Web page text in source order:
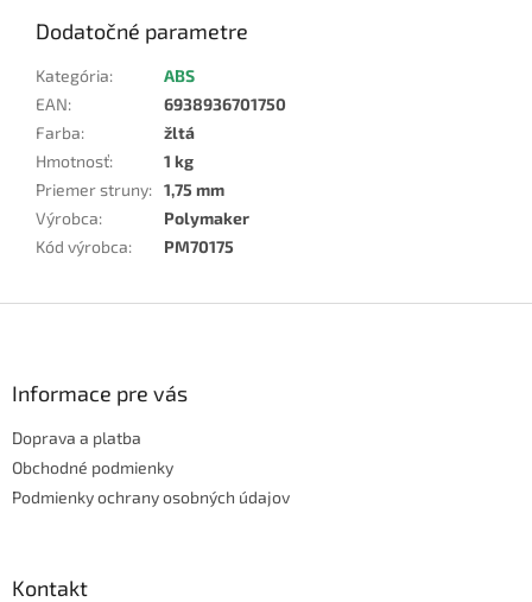
Dodatočné parametre
Kategória:
ABS
EAN:
6938936701750
Farba:
žltá
Hmotnosť:
1 kg
Priemer struny: 1,75 mm
Výrobca:
Polymaker
Kód výrobca: PM70175
Informace pre vás
Doprava a platba
Obchodné podmienky
Podmienky ochrany osobných údajov
Kontakt